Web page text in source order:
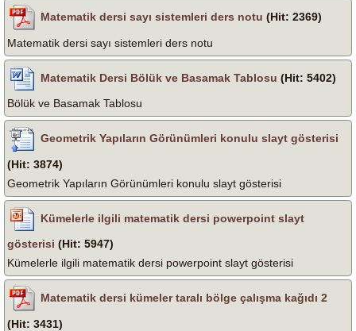
Matematik dersi sayı sistemleri ders notu (Hit: 2369)
Matematik dersi sayı sistemleri ders notu
Matematik Dersi Bölük ve Basamak Tablosu (Hit: 5402)
Bölük ve Basamak Tablosu
Geometrik Yapıların Görünümleri konulu slayt gösterisi
(Hit: 3874)
Geometrik Yapıların Görünümleri konulu slayt gösterisi
Kümelerle ilgili matematik dersi powerpoint slayt
gösterisi (Hit: 5947)
Kümelerle ilgili matematik dersi powerpoint slayt gösterisi
Matematik dersi kümeler taralı bölge çalışma kağıdı 2
(Hit: 3431)